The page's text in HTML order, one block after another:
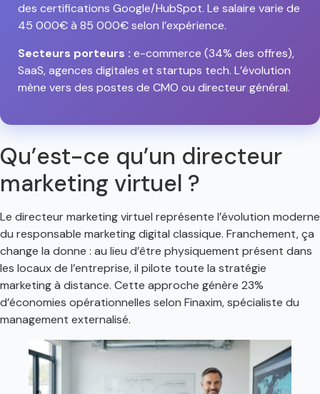
des certifications Google/HubSpot. Le salaire varie de
45 000€ à 85 000€ selon l’expérience.
Secteurs porteurs : e-commerce (34% des offres),
SaaS, agences digitales et startups tech. L’évolution
mène vers des postes de CMO ou directeur général.
Qu’est-ce qu’un directeur
marketing virtuel ?
Le directeur marketing virtuel représente l’évolution moderne
du responsable marketing digital classique. Franchement, ça
change la donne : au lieu d’être physiquement présent dans
les locaux de l’entreprise, il pilote toute la stratégie
marketing à distance. Cette approche génère 23%
d’économies opérationnelles selon Finaxim, spécialiste du
management externalisé.